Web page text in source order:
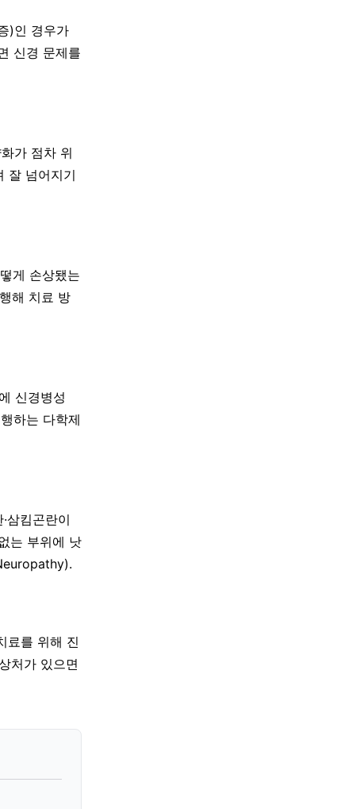
)인 경우가
신경 문제를
가 점차 위
잘 넘어지기
게 손상됐는
해 치료 방
신경병성
하는 다학제
삼킴곤란이
는 부위에 낫
료를 위해 진
처가 있으면